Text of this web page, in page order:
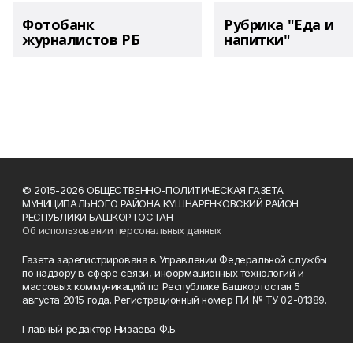
Фотобанк
журналистов РБ
Рубрика "Еда и
напитки"
© 2015-2026 ОБЩЕСТВЕННО-ПОЛИТИЧЕСКАЯ ГАЗЕТА
МУНИЦИПАЛЬНОГО РАЙОНА КУШНАРЕНКОВСКИЙ РАЙОН
РЕСПУБЛИКИ БАШКОРТОСТАН
Об использовании персональных данных
Газета зарегистрирована в Управлении Федеральной службы
по надзору в сфере связи, информационных технологий и
массовых коммуникаций по Республике Башкортостан 5
августа 2015 года. Регистрационный номер ПИ № ТУ 02-01389.
Главный редактор Низаева Ф.Б.